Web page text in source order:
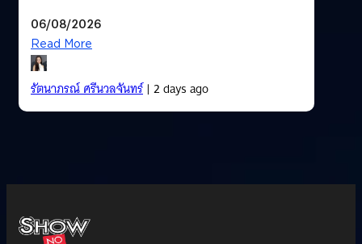
06/08/2026
Read More
รัตนาภรณ์ ศรีนวลจันทร์| 2 days ago